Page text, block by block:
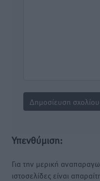
Υπενθύμιση:
Για την μερική
ιστοσελίδες είναι